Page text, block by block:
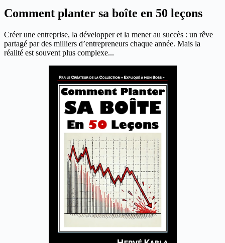
Comment planter sa boîte en 50 leçons
Créer une entreprise, la développer et la mener au succès : un rêve
partagé par des milliers d’entrepreneurs chaque année. Mais la
réalité est souvent plus complexe...